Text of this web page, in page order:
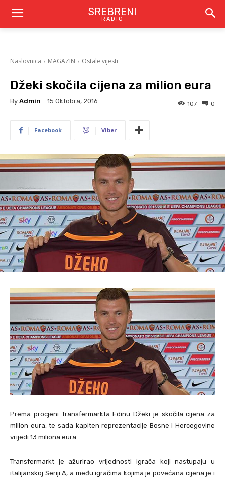
SREBRENI
RADIO
Naslovnica MAGAZIN Ostale vijesti
Džeki skočila cijena za milion eura
By Admin 15 Oktobra, 2016 0
107
Facebook Viber
Prema procjeni Transfermarkta Edinu Džeki je skočila cijena za
milion eura, te sada kapiten reprezentacije Bosne i Hercegovine
vrijedi 13 miliona eura.
Transfermarkt je ažurirao vrijednosti igrača koji nastupaju u
italijanskoj Seriji A, a među igračima kojima je povećana cijena je i